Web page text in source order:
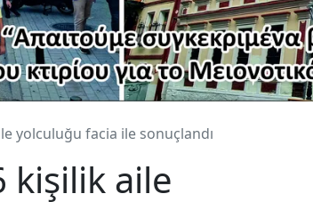
yolculuğu facia ile sonuçlandı
kişilik aile